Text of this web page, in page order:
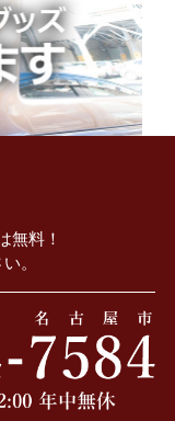
無料！
。